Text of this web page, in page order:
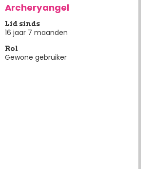
Archeryangel
Lid sinds
16 jaar 7 maanden
Rol
Gewone gebruiker